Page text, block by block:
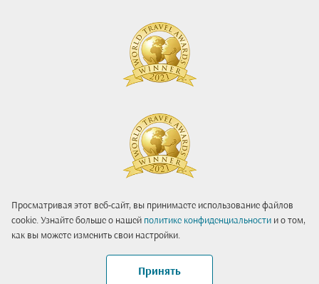
Просматривая этот веб-сайт, вы принимаете использование файлов
cookie. Узнайте больше о нашей политике конфиденциальности и о том,
как вы можете изменить свои настройки.
Принять